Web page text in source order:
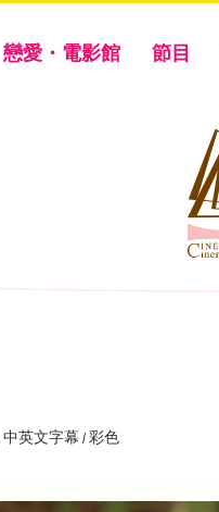
戀愛・電影館 節目
中英文字幕 / 彩色